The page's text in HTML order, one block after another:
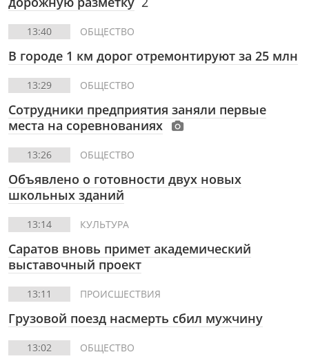
13:40 ОБЩЕСТВО
В городе 1 км дорог отремонтируют за 25 млн
13:29 ОБЩЕСТВО
Сотрудники предприятия заняли первые
места на соревнованиях
13:26 ОБЩЕСТВО
Объявлено о готовности двух новых
школьных зданий
13:14 КУЛЬТУРА
Саратов вновь примет академический
выставочный проект
13:11 ПРОИСШЕСТВИЯ
Грузовой поезд насмерть сбил мужчину
13:02 ОБЩЕСТВО